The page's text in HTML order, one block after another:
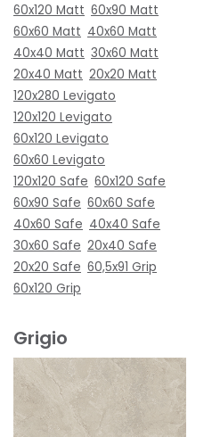
60x120 Matt 60x90 Matt
60x60 Matt 40x60 Matt
40x40 Matt 30x60 Matt
20x40 Matt 20x20 Matt
120x280 Levigato
120x120 Levigato
60x120 Levigato
60x60 Levigato
120x120 Safe 60x120 Safe
60x90 Safe 60x60 Safe
40x60 Safe 40x40 Safe
30x60 Safe 20x40 Safe
20x20 Safe 60,5x91 Grip
60x120 Grip
Grigio